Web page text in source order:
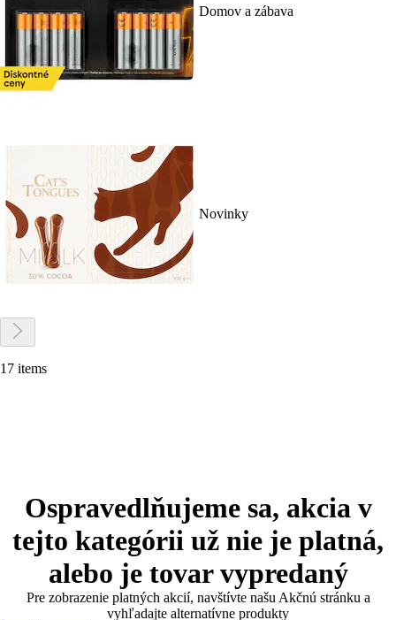
Domov a zábava
Novinky
17 items
Ospravedlňujeme sa, akcia v
tejto kategórii už nie je platná,
alebo je tovar vypredaný
Pre zobrazenie platných akcií, navštívte našu Akčnú stránku a
vyhľadajte alternatívne produkty